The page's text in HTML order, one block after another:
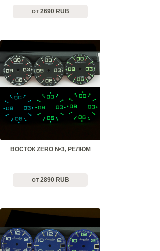
ОТ2690 RUB
ВОСТОК ZERO №3, РЕЛЮМ
ОТ2890 RUB